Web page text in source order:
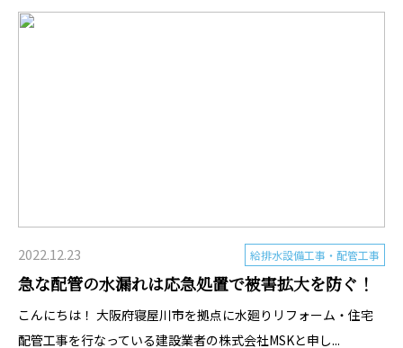
2022.12.23 給排水設備工事・配管工事
急な配管の水漏れは応急処置で被害拡大を防ぐ！
こんにちは！ 大阪府寝屋川市を拠点に水廻りリフォーム・住宅
配管工事を行なっている建設業者の株式会社MSKと申し...